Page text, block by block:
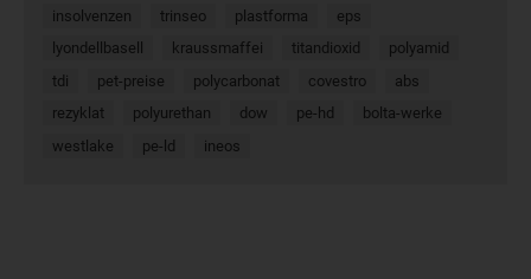
insolvenzen
trinseo plastforma
eps
lyondellbasell
kraussmaffei titandioxid
polyamid
tdi
pet-preise polycarbonat covestro
abs
rezyklat
polyurethan dow pe-hd
bolta-werke
westlake
pe-ld ineos